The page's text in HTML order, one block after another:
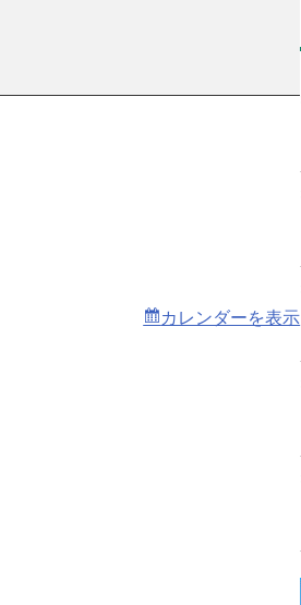
カレンダーを表示